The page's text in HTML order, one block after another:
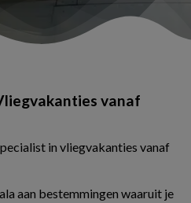
vanaf
in vliegvakanties vanaf
aan bestemmingen waaruit je